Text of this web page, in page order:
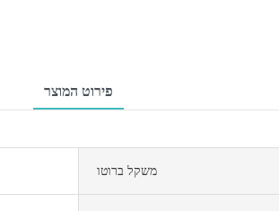
פירוט המוצר
משקל ברוטו